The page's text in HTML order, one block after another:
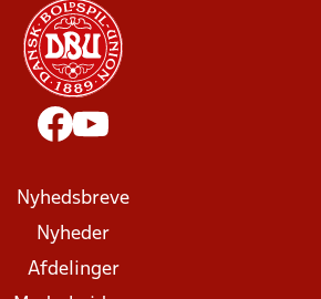
Nyhedsbreve
Nyheder
Afdelinger